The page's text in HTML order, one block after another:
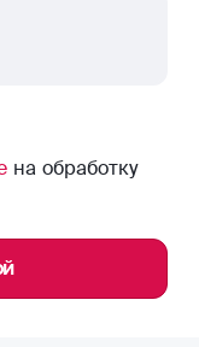
на обработку